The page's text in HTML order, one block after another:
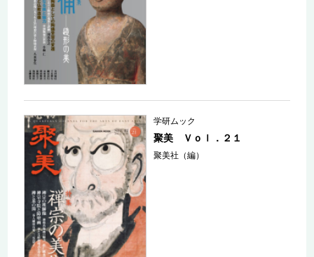
学研ムック
聚美 Ｖｏｌ．２１
聚美社（編）